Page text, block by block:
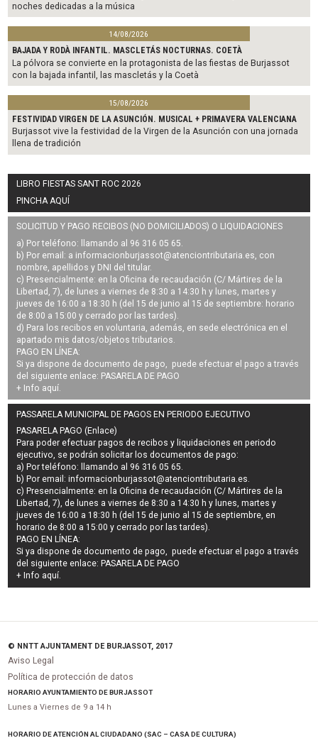
noches dedicadas a la música
14/08/2026
BAJADA Y RODÀ INFANTIL. MASCLETÁS NOCTURNAS. COETÀ
La pólvora se convierte en la protagonista de las fiestas de Burjassot
con la bajada infantil, las mascletás y la Coetà
15/08/2026
FESTIVIDAD VIRGEN DE LA ASUNCIÓN. MUSICAL + PRIMAVERA VALENCIANA
Burjassot vive la festividad de la Virgen de la Asunción con una jornada
llena de tradición
LIBRO FIESTAS SANT ROC 2026
PINCHA AQUÍ
SOLICITUD Y PAGO RECIBOS (NO DOMICILIADOS) O LIQUIDACIONES
a) Por teléfono: llamando al 96 316 05 65.
b) Por email: a informacionburjassot@atenciontributaria.es, con
nombre, apellidos y DNI del titular.
c) Presencialmente: en la Oficina de recaudación (C/ Mártires de la
Libertad, 7), de lunes a viernes de 8:30 a 14:30 h y lunes, martes y
jueves de 16:00 a 18:30 h (del 15 de junio al 15 de septiembre: horario
de 8:00 a 15:00 y cerrado por las tardes).
d) Para los recibos en voluntaria, además, en sede electrónica en el
apartado mis datos/objetos tributarios.
PAGO EN LÍNEA:
Si ya dispone de documento de pago, puede efectuar el pago a través
del siguiente enlace: PASARELA DE PAGO
+ Info aquí.
PASSARELA MUNICIPAL DE PAGOS EN PERIODO EJECUTIVO
PASARELA PAGO (Enlace)
Para poder efectuar pagos derecibos y liquidaciones en periodo
ejecutivo, se podrán solicitar los documentos de pago:
a) Por teléfono: llamando al 96 316 05 65.
b) Por email:informacionburjassot@atenciontributaria.es.
c) Presencialmente: en la Oficina de recaudación (C/ Mártires de la
Libertad, 7), de lunes a viernes de 8:30 a 14:30 h y lunes, martes y
jueves de 16:00 a 18:30 h (del 15 de junio al 15 de septiembre, en
horario de 8:00 a 15:00 y cerrado por las tardes).
PAGO EN LÍNEA:
Si ya dispone de documento de pago, puede efectuar el pago a través
del siguiente enlace: PASARELA DE PAGO
+ Info aquí.
© NNTT AJUNTAMENT DE BURJASSOT, 2017
Aviso Legal
Política de protección de datos
HORARIO AYUNTAMIENTO DE BURJASSOT
Lunes a Viernes de 9 a 14 h
HORARIO DE ATENCIÓN AL CIUDADANO (SAC – CASA DE CULTURA)